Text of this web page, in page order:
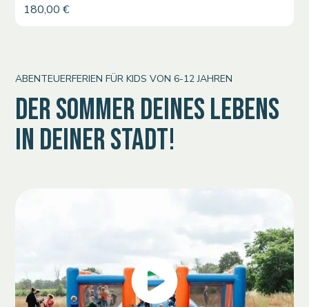
180,00 €
ABENTEUERFERIEN FÜR KIDS VON 6-12 JAHREN
DER SOMMER DEINES LEBENS
IN DEINER STADT!